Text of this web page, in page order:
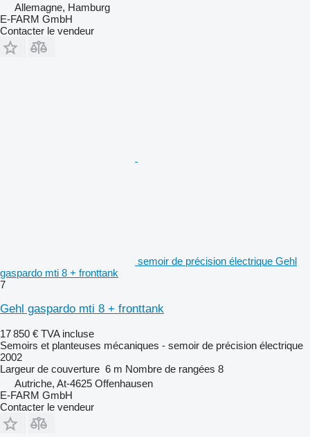
Allemagne, Hamburg
E-FARM GmbH
Contacter le vendeur
semoir de précision électrique Gehl
gaspardo mti 8 + fronttank
7
Gehl gaspardo mti 8 + fronttank
17 850 € TVA incluse
Semoirs et planteuses mécaniques - semoir de précision électrique
2002
Largeur de couverture 6 m Nombre de rangées 8
Autriche, At-4625 Offenhausen
E-FARM GmbH
Contacter le vendeur